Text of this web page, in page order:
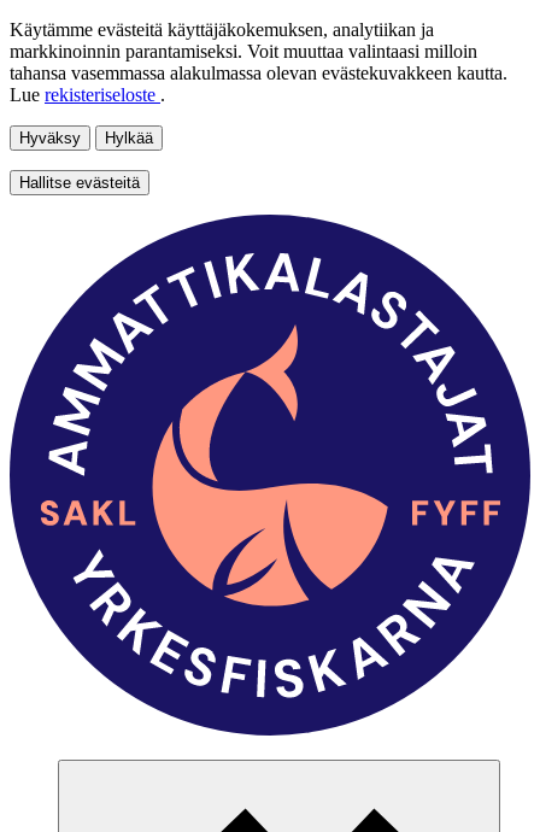
Käytämme evästeitä käyttäjäkokemuksen, analytiikan ja
markkinoinnin parantamiseksi. Voit muuttaa valintaasi milloin
tahansa vasemmassa alakulmassa olevan evästekuvakkeen kautta.
Lue rekisteriseloste .
Hyväksy Hylkää
Hallitse evästeitä